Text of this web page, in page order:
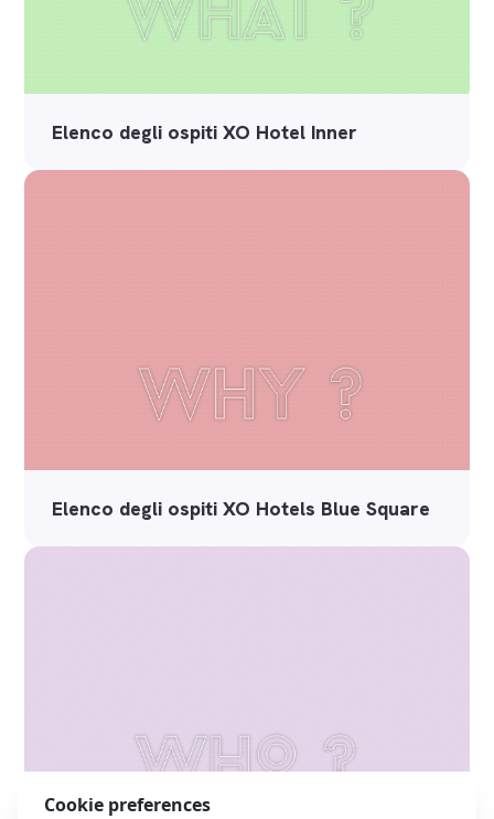
Elenco degli ospiti XO Hotel Inner
Elenco degli ospiti XO Hotels Blue Square
Cookie preferences